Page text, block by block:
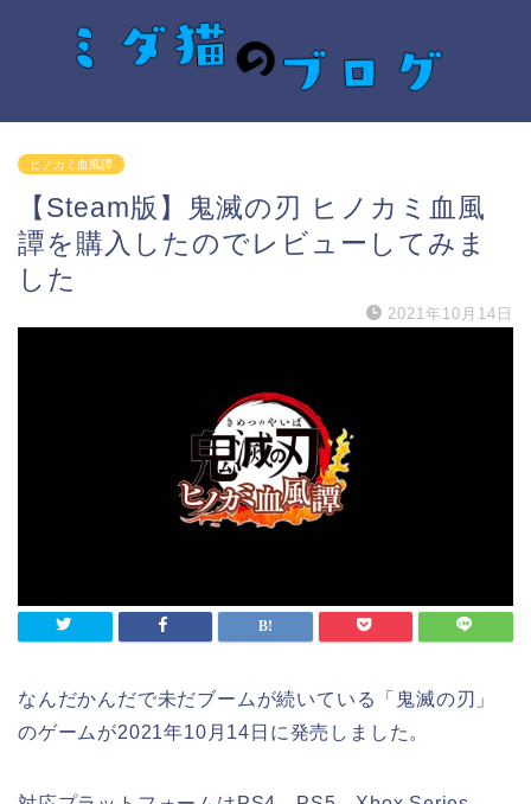
ヒノカミ血風譚
【Steam版】鬼滅の刃 ヒノカミ血風
譚を購入したのでレビューしてみま
した
2021年10月14日
なんだかんだで未だブームが続いている「鬼滅の刃」
のゲームが2021年10月14日に発売しました。